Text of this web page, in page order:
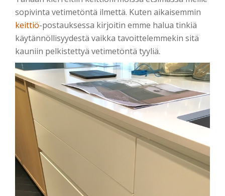
sopivinta vetimetöntä ilmettä. Kuten aikaisemmin
keittiö-postauksessa kirjoitin emme halua tinkiä
käytännöllisyydestä vaikka tavoittelemmekin sitä
kauniin pelkistettyä vetimetöntä tyyliä.